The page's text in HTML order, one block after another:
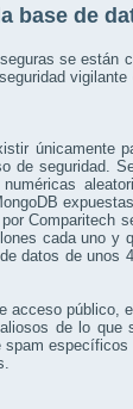
base de
se están
únicamente
de seguridad.
Comparitech
cada uno y
datos de unos
acceso público,
de lo que
spam